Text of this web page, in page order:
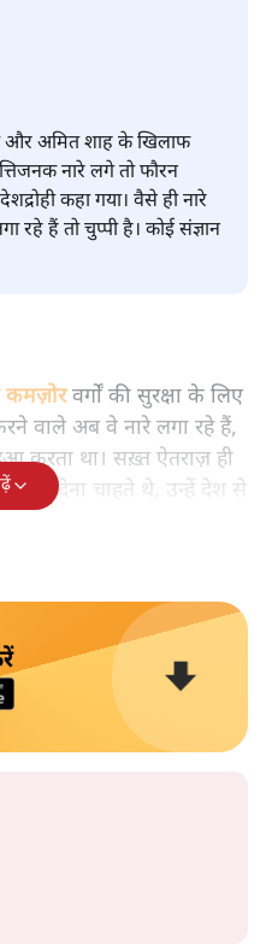
और अमित शाह के खिलाफ
नारे लगे तो फौरन
कहा गया। वैसे ही नारे
रहे हैं तो चुप्पी है। कोई संज्ञान
कमज़ोरवर्गों की सुरक्षा के लिए
वाले अब वे नारे लगा रहे हैं,
करता था। सख़्त ऐतराज़ ही
भेज देना चाहते थे, उन्हें देश से